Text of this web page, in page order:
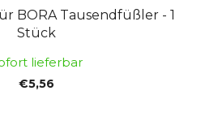
BORA Tausendfüßler - 1
Stück
lieferbar
€5,56